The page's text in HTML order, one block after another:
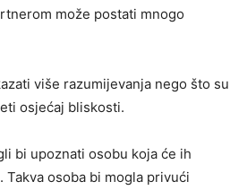
može postati mnogo
više razumijevanja nego što su
osjećaj bliskosti.
bi upoznati osobu koja će ih
osoba bi mogla privući